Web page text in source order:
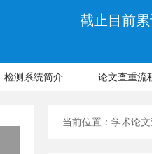
截止目前
检测系统简介 论文查重流
当前位置： 学术论